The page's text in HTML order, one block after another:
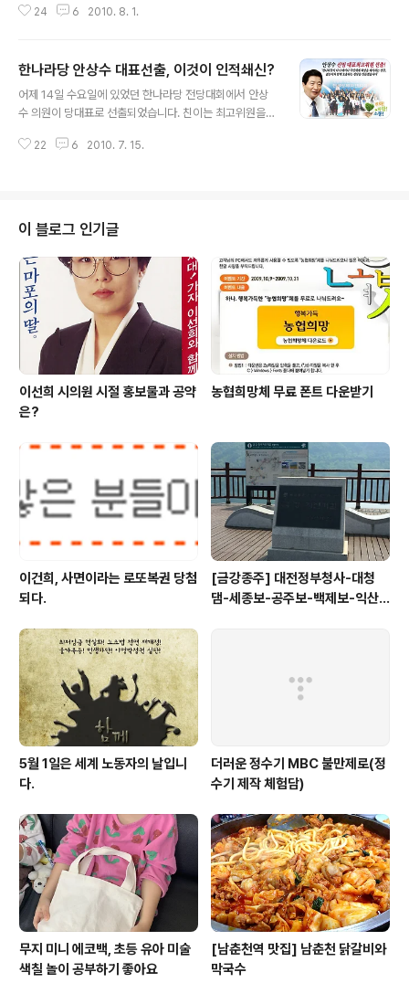
다. 이번 재보궐 선거 결과를 분석해볼때 국민은 지난 지방
수 있는 광주에서조차 민주당이 간신히 이길수밖에 없었던
이유이기도 하다. 어쨌든 보궐선거는 끝났지만 선거결과만
큼 관심을 끄는 것이 있다. 바로 강원도지사 출마설이 나돌
욱 눈길을 끄는 것은 출마설의 진원지가 야당이 아닌 한나
24 6 2010. 8. 1.
한나라당 안상수 대표선출, 이것이 인적쇄신?
어제 14일 수요일에 있었던 한나라당 전당대회에서 안상
수 의원이 당대표로 선출되었습니다. 친이는 최고위원을
박계는 서병수 의원 1인만 최고위원으로 선출되었습니다.
이 된 쇄신모임은 당의 체질을 바꿔야 한다고 말하기도 했
습니다. 하지만 전당대회 결과 한나라당은 미래로 나아가
기보다는 다시한번 과거를 선택했습니다. 기대했던 인적쇄
신도 없었고, 소장파들의 하나된 목소리도 없었습니다. 양
강이었던 안상수 의원과 홍준표 의원은 서로 폭로하기에
바빴고, 정두언 의원은 권력투쟁의 장본인으로 물의를 일
으켰습니..
22 6 2010. 7. 15.
이 블로그 인기글
이선희 시의원 시절 홍보물과 공약
은?
농협희망체 무료 폰트 다운받기
이건희, 사면이라는 로또복권 당첨
되다.
[금강종주] 대전정부청사-대청
댐-세종보-공주보-백제보-익산
5월 1일은 세계 노동자의 날입니
다.
더러운 정수기 MBC 불만제로(정
수기 제작 체험담)
무지 미니 에코백, 초등 유아 미술
색칠 놀이 공부하기 좋아요
[남춘천역 맛집] 남춘천 닭갈비와
막국수